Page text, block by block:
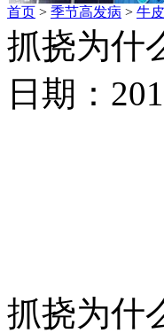
首页 > 季节高发病 > 牛
抓挠为什
日期：
抓挠为什